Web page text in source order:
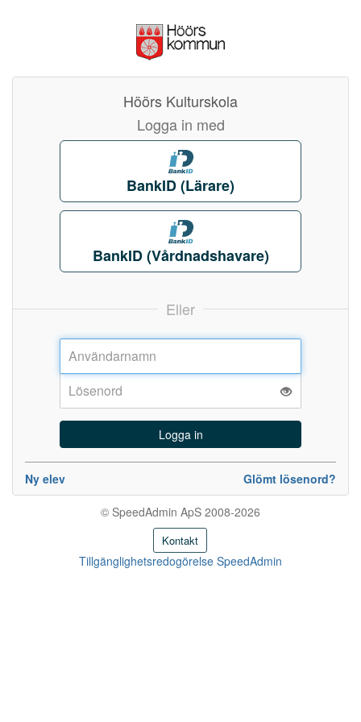
Höörs Kulturskola
Logga in med
BankID (Lärare)
BankID (Vårdnadshavare)
Eller
Användarnamn:
Lösenord:
Ny elev Glömt lösenord?
© SpeedAdmin ApS 2008-2026
Kontakt
Tillgänglighetsredogörelse SpeedAdmin